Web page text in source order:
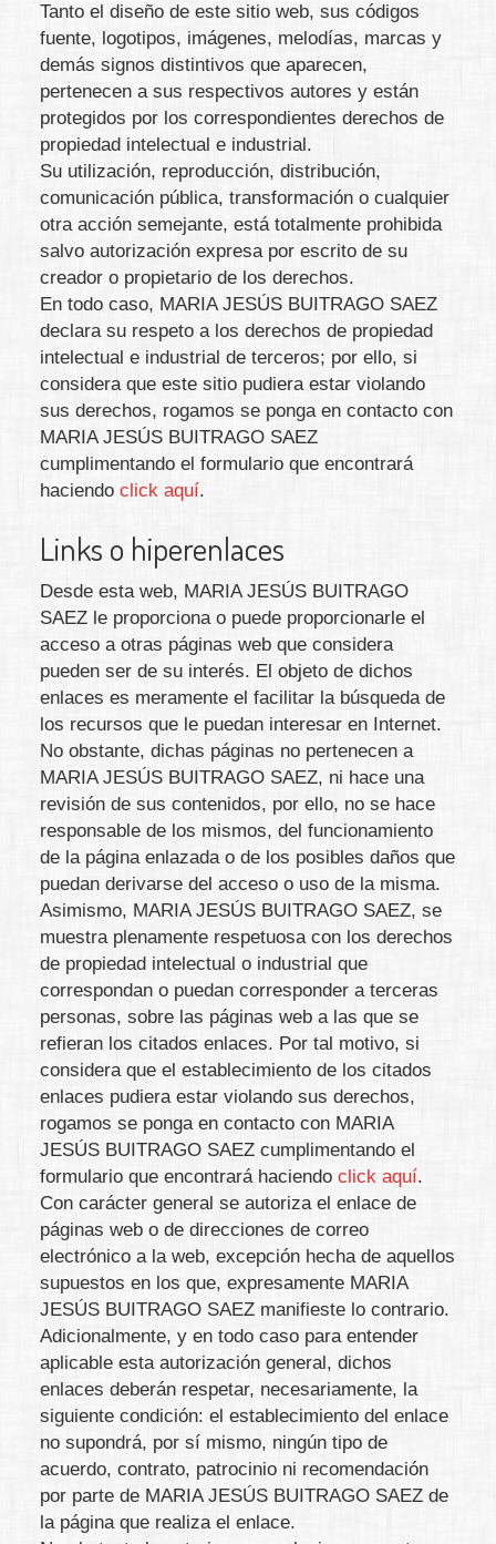
Tanto el diseño de este sitio web, sus códigos
fuente, logotipos, imágenes, melodías, marcas y
demás signos distintivos que aparecen,
pertenecen a sus respectivos autores y están
protegidos por los correspondientes derechos de
propiedad intelectual e industrial.
Su utilización, reproducción, distribución,
comunicación pública, transformación o cualquier
otra acción semejante, está totalmente prohibida
salvo autorización expresa por escrito de su
creador o propietario de los derechos.
En todo caso, MARIA JESÚS BUITRAGO SAEZ
declara su respeto a los derechos de propiedad
intelectual e industrial de terceros; por ello, si
considera que este sitio pudiera estar violando
sus derechos, rogamos se ponga en contacto con
MARIA JESÚS BUITRAGO SAEZ
cumplimentando el formulario que encontrará
haciendo click aquí.
Links o hiperenlaces
Desde esta web, MARIA JESÚS BUITRAGO
SAEZ le proporciona o puede proporcionarle el
acceso a otras páginas web que considera
pueden ser de su interés. El objeto de dichos
enlaces es meramente el facilitar la búsqueda de
los recursos que le puedan interesar en Internet.
No obstante, dichas páginas no pertenecen a
MARIA JESÚS BUITRAGO SAEZ, ni hace una
revisión de sus contenidos, por ello, no se hace
responsable de los mismos, del funcionamiento
de la página enlazada o de los posibles daños que
puedan derivarse del acceso o uso de la misma.
Asimismo, MARIA JESÚS BUITRAGO SAEZ, se
muestra plenamente respetuosa con los derechos
de propiedad intelectual o industrial que
correspondan o puedan corresponder a terceras
personas, sobre las páginas web a las que se
refieran los citados enlaces. Por tal motivo, si
considera que el establecimiento de los citados
enlaces pudiera estar violando sus derechos,
rogamos se ponga en contacto con MARIA
JESÚS BUITRAGO SAEZ cumplimentando el
formulario que encontrará haciendo click aquí.
Con carácter general se autoriza el enlace de
páginas web o de direcciones de correo
electrónico a la web, excepción hecha de aquellos
supuestos en los que, expresamente MARIA
JESÚS BUITRAGO SAEZ manifieste lo contrario.
Adicionalmente, y en todo caso para entender
aplicable esta autorización general, dichos
enlaces deberán respetar, necesariamente, la
siguiente condición: el establecimiento del enlace
no supondrá, por sí mismo, ningún tipo de
acuerdo, contrato, patrocinio ni recomendación
por parte de MARIA JESÚS BUITRAGO SAEZ de
la página que realiza el enlace.